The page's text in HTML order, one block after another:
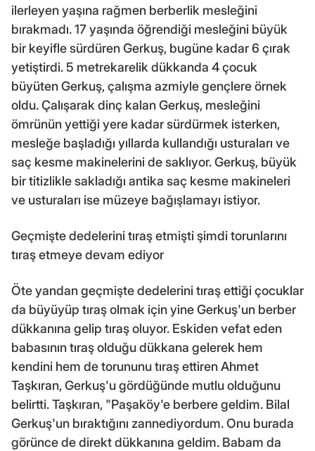
ilerleyen yaşına rağmen berberlik mesleğini
bırakmadı. 17 yaşında öğrendiği mesleğini büyük
bir keyifle sürdüren Gerkuş, bugüne kadar 6 çırak
yetiştirdi. 5 metrekarelik dükkanda 4 çocuk
büyüten Gerkuş, çalışma azmiyle gençlere örnek
oldu. Çalışarak dinç kalan Gerkuş, mesleğini
ömrünün yettiği yere kadar sürdürmek isterken,
mesleğe başladığı yıllarda kullandığı usturaları ve
saç kesme makinelerini de saklıyor. Gerkuş, büyük
bir titizlikle sakladığı antika saç kesme makineleri
ve usturaları ise müzeye bağışlamayı istiyor.
Geçmişte dedelerini tıraş etmişti şimdi torunlarını
tıraş etmeye devam ediyor
Öte yandan geçmişte dedelerini tıraş ettiği çocuklar
da büyüyüp tıraş olmak için yine Gerkuş'un berber
dükkanına gelip tıraş oluyor. Eskiden vefat eden
babasının tıraş olduğu dükkana gelerek hem
kendini hem de torununu tıraş ettiren Ahmet
Taşkıran, Gerkuş'u gördüğünde mutlu olduğunu
belirtti. Taşkıran, "Paşaköy'e berbere geldim. Bilal
Gerkuş'un bıraktığını zannediyordum. Onu burada
görünce de direkt dükkanına geldim. Babam da